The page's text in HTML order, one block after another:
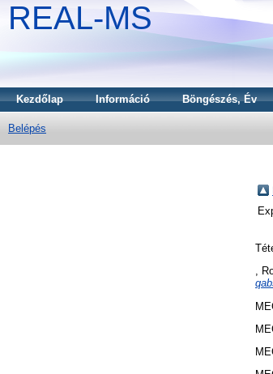
REAL-MS
Kezdőlap Információ Böngészés, Év
Belépés
,